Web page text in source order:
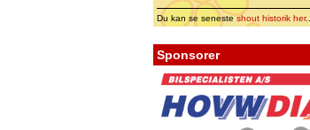
Du kan se senesteshout historik her...
Sponsorer